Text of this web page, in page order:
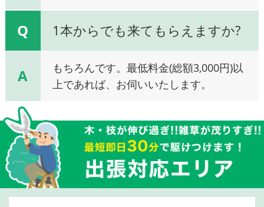
Q 1本からでも来てもらえますか?
A
もちろんです。最低料金(総額3,000円)以
上であれば、お伺いいたします。